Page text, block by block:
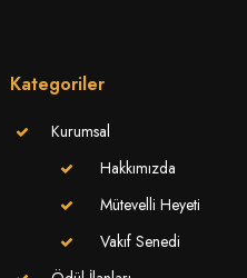
Kategoriler
Kurumsal
Hakkımızda
Mütevelli Heyeti
Vakıf Senedi